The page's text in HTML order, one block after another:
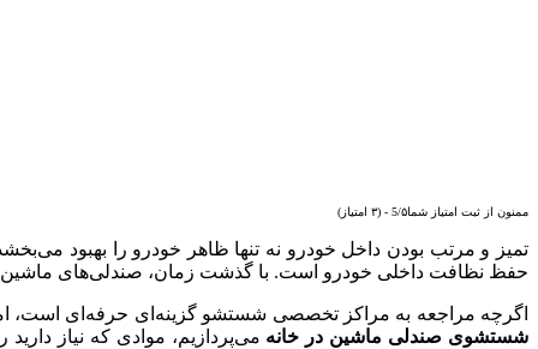
ممنون از ثبت امتیاز شما5/۵ - (۳ امتیاز)
تمیز و مرتب بودن داخل خودرو نه تنها ظاهر خودرو را بهبود
حفظ نظافت داخلی خودرو است. با گذشت زمان، صندلی‌های ماشین
اگرچه مراجعه به مراکز تخصصی شستشو گزینه‌ای حرفه‌ای است،
شستشوی صندلی ماشین در خانه می‌پردازیم، موادی که نیاز